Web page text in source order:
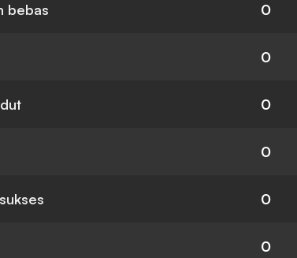
bebas 0
0
0
0
0
0